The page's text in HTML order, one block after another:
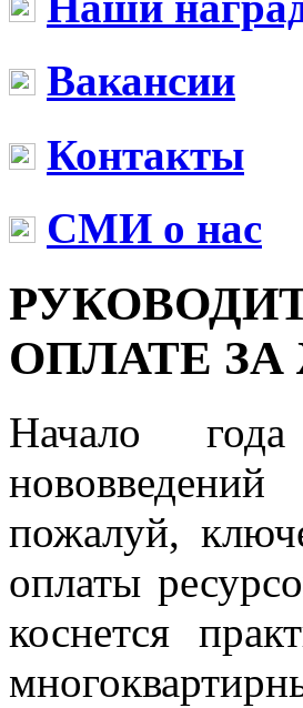
Вакансии
Контакты
СМИ о нас
ОПЛАТЕ
Начало
пожалуй,
оплаты
коснется